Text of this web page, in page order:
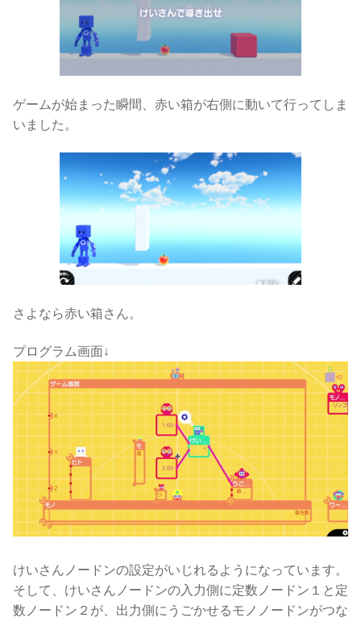
ゲームが始まった瞬間、赤い箱が右側に動いて行ってしま
いました。
さよなら赤い箱さん。
プログラム画面↓
けいさんノードンの設定がいじれるようになっています。
そして、けいさんノードンの入力側に定数ノードン１と定
数ノードン２が、出力側にうごかせるモノノードンがつな